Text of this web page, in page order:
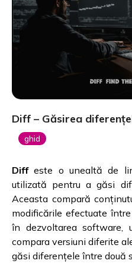
Diff – Găsirea
ghid
Diffeste o unealtă de
utilizată pentru a găsi
Aceasta compară
modificările efectuate
în dezvoltarea
compara versiuni diferite
găsi diferențele între două